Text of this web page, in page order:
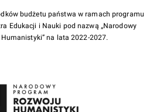
budżetu państwa w ramach programu
Edukacji i Nauki pod nazwą „Narodowy
na lata 2022-2027.